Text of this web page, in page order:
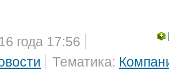
года 17:56
Тематика: